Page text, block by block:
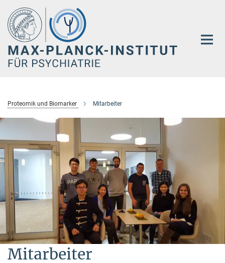
Hauptinhalt
Proteomik und Biomarker Mitarbeiter
Mitarbeiter